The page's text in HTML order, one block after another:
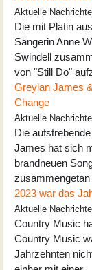
Aktuelle
Die mit Platin
Sängerin Anne
Swindell
von "Still Do"
Greylan James
Change
Aktuelle
Die
James hat sich
brandneuen
2023 war das
Aktuelle
Country Music
Country Music
Jahrzehnten